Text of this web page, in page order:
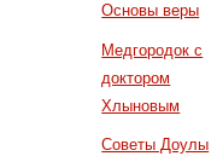
Основы веры
Медгородок с
доктором
Хлыновым
Советы Доулы